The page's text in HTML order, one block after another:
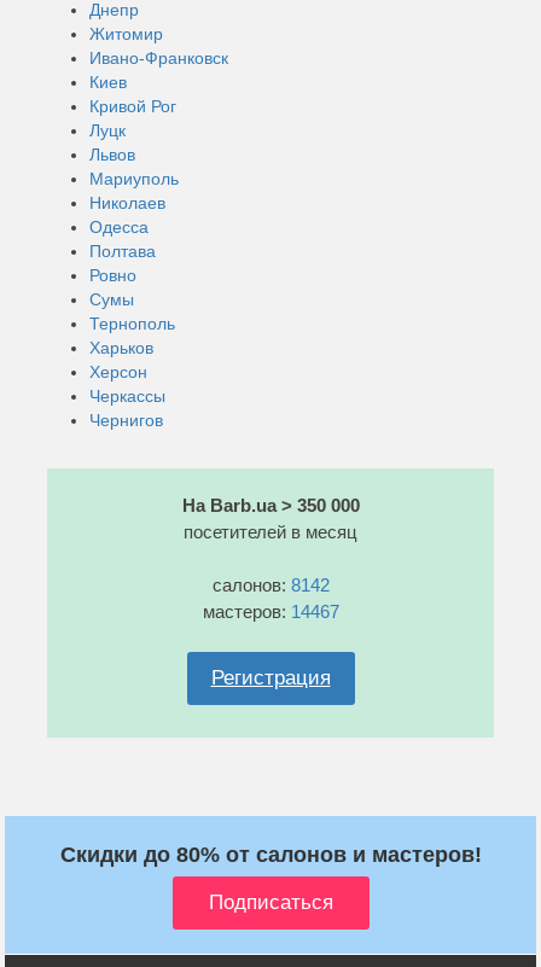
Днепр
Житомир
Ивано-Франковск
Киев
Кривой Рог
Луцк
Львов
Мариуполь
Николаев
Одесса
Полтава
Ровно
Сумы
Тернополь
Харьков
Херсон
Черкассы
Чернигов
На Barb.ua > 350 000
посетителей в месяц
салонов: 8142
мастеров: 14467
Регистрация
Скидки до 80% от салонов и мастеров!